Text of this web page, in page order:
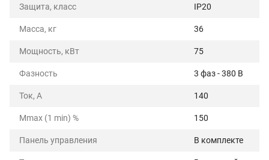
Защита, класс IP20
Масса, кг 36
Мощность, кВт 75
Фазность 3 фаз - 380 В
Ток, А 140
Mmax (1 min) % 150
Панель управления В комплекте